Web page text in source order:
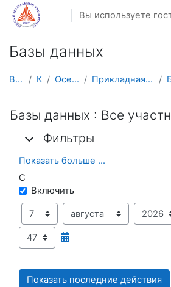
Перейти к основному содержанию
Вы используете
Базы данных
В начало Курсы Осенний семестр Прикладная математика и информатика
Базы данных : Все
Фильтры
ФильтрыФильтры
Показать больше ...
С
С Включить
День
Месяц Год
Минута